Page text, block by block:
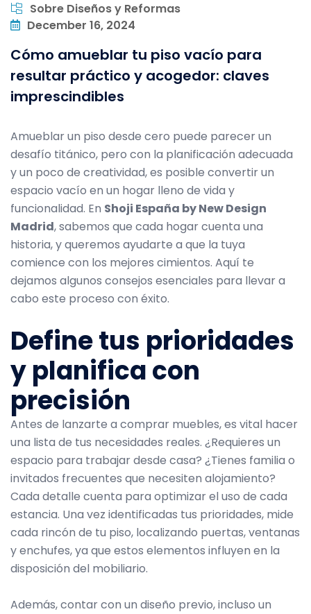
Sobre Diseños y Reformas
December 16, 2024
Cómo amueblar tu piso vacío para
resultar práctico y acogedor: claves
imprescindibles
Amueblar un piso desde cero puede parecer un
desafío titánico, pero con la planificación adecuada
y un poco de creatividad, es posible convertir un
espacio vacío en un hogar lleno de vida y
funcionalidad. En Shoji España by New Design
Madrid, sabemos que cada hogar cuenta una
historia, y queremos ayudarte a que la tuya
comience con los mejores cimientos. Aquí te
dejamos algunos consejos esenciales para llevar a
cabo este proceso con éxito.
Define tus prioridades
y planifica con
precisión
Antes de lanzarte a comprar muebles, es vital hacer
una lista de tus necesidades reales. ¿Requieres un
espacio para trabajar desde casa? ¿Tienes familia o
invitados frecuentes que necesiten alojamiento?
Cada detalle cuenta para optimizar el uso de cada
estancia. Una vez identificadas tus prioridades, mide
cada rincón de tu piso, localizando puertas, ventanas
y enchufes, ya que estos elementos influyen en la
disposición del mobiliario.
Además, contar con un diseño previo, incluso un